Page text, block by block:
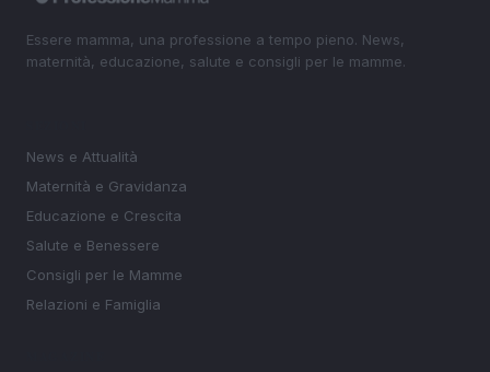
Essere mamma, una professione a tempo pieno. News,
maternità, educazione, salute e consigli per le mamme.
News e Attualità
Maternità e Gravidanza
Educazione e Crescita
Salute e Benessere
Consigli per le Mamme
Relazioni e Famiglia